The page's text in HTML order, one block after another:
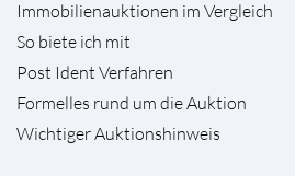
Immobilienauktionen im Vergleich
So biete ich mit
Post Ident Verfahren
Formelles rund um die Auktion
Wichtiger Auktionshinweis